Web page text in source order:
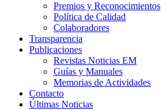
Premios y Reconocimientos
Política de Calidad
Colaboradores
Transparencia
Publicaciones
Revistas Noticias EM
Guías y Manuales
Memorias de Actividades
Contacto
Últimas Noticias